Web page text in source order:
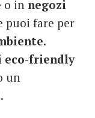
o in negozi
puoi fare per
.
eco-friendly
un
.